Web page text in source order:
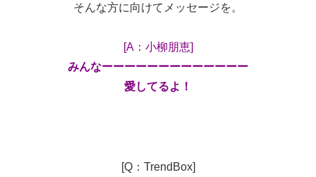
そんな方に向けてメッセージを。
[A：小柳朋恵]
みんなーーーーーーーーーーーーー
愛してるよ！
[Q：TrendBox]